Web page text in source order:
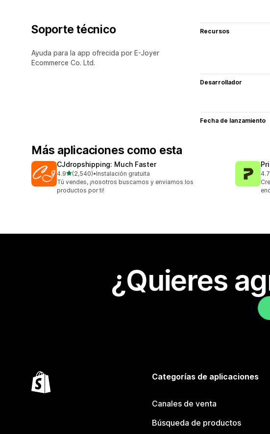
Soporte técnico
Ayuda para la app ofrecida por E-Joyer
Ecommerce Co. Ltd.
Recursos
Desarrollador
Fecha de lanzamiento
Más aplicaciones como esta
CJdropshipping: Much Faster
4.9de 5 estrellas
(2,540)
2540 reseñas en total
•Instalación gratuita
Tú vendes, ¡nosotros buscamos y enviamos los
productos por ti!
4.7
¿Quieres
Categorías de aplicaciones
Canales de venta
Búsqueda de productos